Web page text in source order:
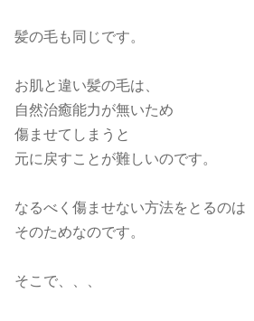
髪の毛も同じです。
お肌と違い髪の毛は、
自然治癒能力が無いため
傷ませてしまうと
元に戻すことが難しいのです。
なるべく傷ませない方法をとるのは
そのためなのです。
そこで、、、